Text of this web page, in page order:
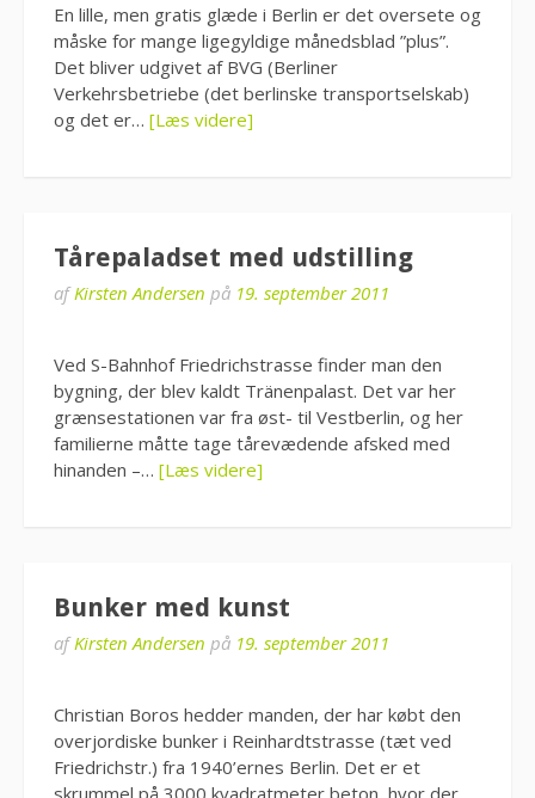
En lille, men gratis glæde i Berlin er det oversete og
måske for mange ligegyldige månedsblad ”plus”.
Det bliver udgivet af BVG (Berliner
Verkehrsbetriebe (det berlinske transportselskab)
og det er… [Læs videre]
Tårepaladset med udstilling
afKirsten Andersen på 19. september 2011
Ved S-Bahnhof Friedrichstrasse finder man den
bygning, der blev kaldt Tränenpalast. Det var her
grænsestationen var fra øst- til Vestberlin, og her
familierne måtte tage tårevædende afsked med
hinanden –… [Læs videre]
Bunker med kunst
afKirsten Andersen på 19. september 2011
Christian Boros hedder manden, der har købt den
overjordiske bunker i Reinhardtstrasse (tæt ved
Friedrichstr.) fra 1940’ernes Berlin. Det er et
skrummel på 3000 kvadratmeter beton, hvor der